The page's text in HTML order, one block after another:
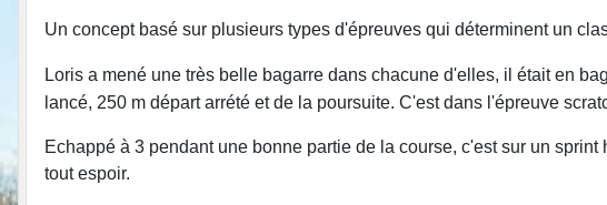
Un concept basé sur plusieurs types d'épreuves qui déterminent un
Loris a mené une très belle bagarre dans chacune d'elles, il était en
lancé, 250 m départ arrété et de la poursuite. C'est dans l'épreuve
Echappé à 3 pendant une bonne partie de la course, c'est sur un
tout espoir.